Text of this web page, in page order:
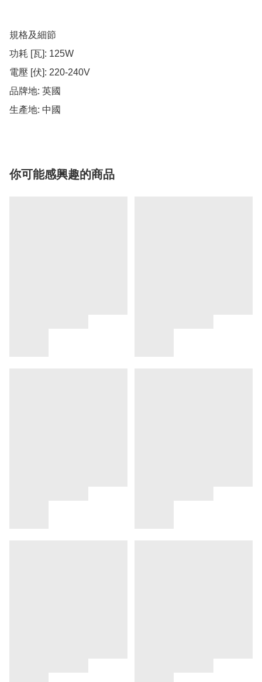
規格及細節
功耗 [瓦]: 125W
電壓 [伏]: 220-240V
品牌地: 英國
生產地: 中國
你可能感興趣的商品